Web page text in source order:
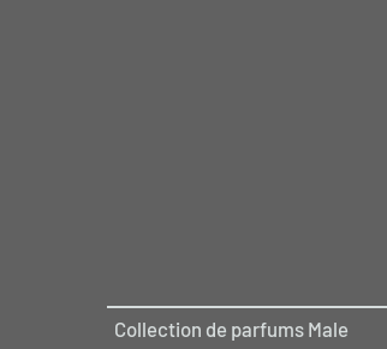
Collection de parfums Male